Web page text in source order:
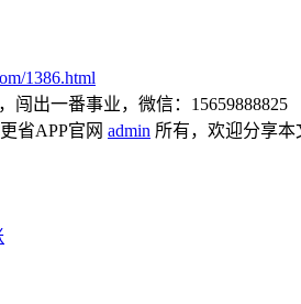
1386.html
闯出一番事业，微信：15659888825
省APP官网 admin 所有，欢迎分享本